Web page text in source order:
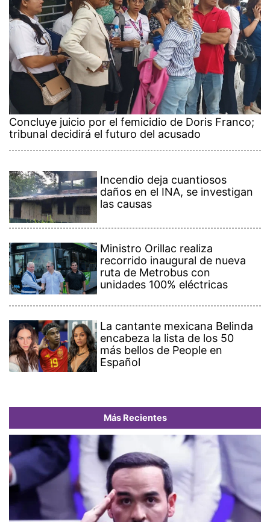
Concluye juicio por el femicidio de Doris Franco;
tribunal decidirá el futuro del acusado
Incendio deja cuantiosos
daños en el INA, se investigan
las causas
Ministro Orillac realiza
recorrido inaugural de nueva
ruta de Metrobus con
unidades 100% eléctricas
La cantante mexicana Belinda
encabeza la lista de los 50
más bellos de People en
Español
Más Recientes